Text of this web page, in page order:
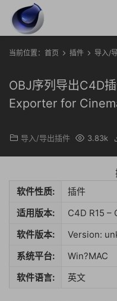
当前位置： 首页 插件 导入/
OBJ序列导出C4D
Exporter for
导入/导出插件 3.83k
软件性质:
插件
适用版本:
C4D R15 –
软件版本:
Version:
系统平台:
Win?MAC
软件语言:
英文